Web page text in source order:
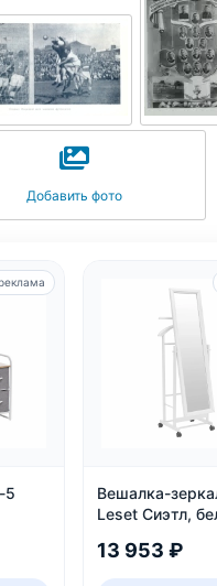
Добавить фото
5
Вешалка-
Leset Сиэтл,
13 953 ₽